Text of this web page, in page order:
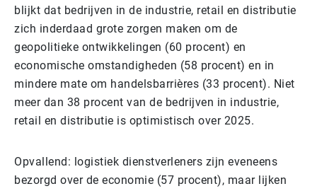
blijkt dat bedrijven in de industrie, retail en distributie
zich inderdaad grote zorgen maken om de
geopolitieke ontwikkelingen (60 procent) en
economische omstandigheden (58 procent) en in
mindere mate om handelsbarrières (33 procent). Niet
meer dan 38 procent van de bedrijven in industrie,
retail en distributie is optimistisch over 2025.
Opvallend: logistiek dienstverleners zijn eveneens
bezorgd over de economie (57 procent), maar lijken